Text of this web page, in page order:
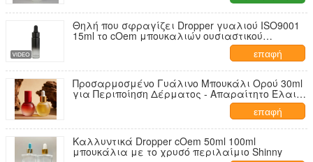
Θηλή που σφραγίζει Dropper γυαλιού ISO9001
15ml το cOem μπουκαλιών ουσιαστικού
επαφή
Προσαρμοσμένο Γυάλινο Μπουκάλι Ορού 30ml
για Περιποίηση Δέρματος - Απαραίτητο Έλαιο
επαφή
Καλλυντικά Dropper cOem 50ml 100ml
μπουκάλια με το χρυσό περιλαίμιο Shinny